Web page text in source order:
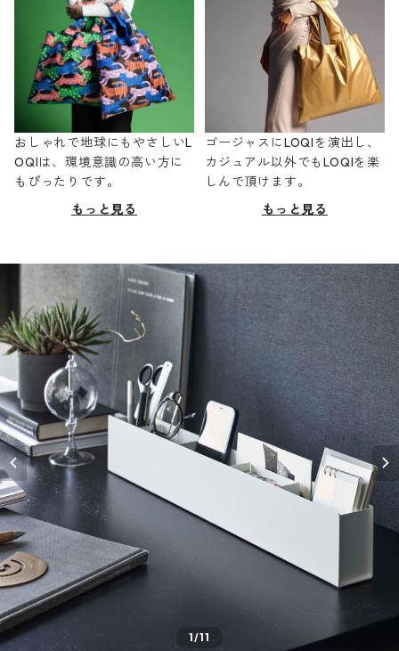
おしゃれで地球にもやさしいL
OQIは、環境意識の高い方に
もぴったりです。
もっと見る
ゴージャスにLOQIを演出し、
カジュアル以外でもLOQIを楽
しんで頂けます。
もっと見る
1/11